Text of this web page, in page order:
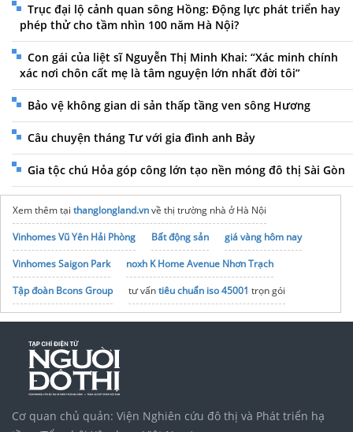
Trục đại lộ cảnh quan sông Hồng: Động lực phát triển hay
phép thử cho tầm nhìn 100 năm Hà Nội?
Con gái của liệt sĩ Nguyễn Thị Minh Khai: “Xác minh chính
xác nơi chôn cất mẹ là tâm nguyện lớn nhất đời tôi”
Bảo vệ không gian di sản thấp tầng ven sông Hương
Câu chuyện tháng Tư với gia đình anh Bảy
Gia tộc chú Hỏa góp công lớn tạo nền móng đô thị Sài Gòn
Xem thêm tại thanglongland.vnvề thị trường nhà ở Hà Nội
Vinhomes Vũ Yên Hải Phòng
Bất động sản
giá vàng hôm nay
Vinhomes Saigon Park
noxh K Home Avenue Nhơn Trạch
Tập đoàn Bcons Group
tư vấntiêu chuẩn iso 45001 trọn gói
Cơ quan chủ quản: Viện Nghiên cứu đô thị và Phát triển hạ